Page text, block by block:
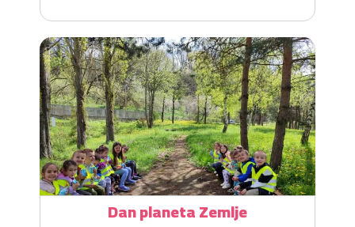
Dan planeta Zemlje